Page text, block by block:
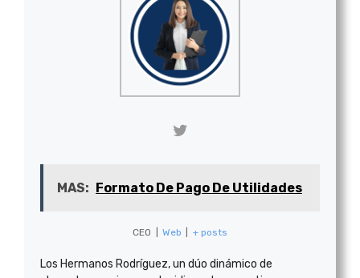
MAS: Formato De Pago De Utilidades
CEO Web + posts
Los Hermanos Rodríguez, un dúo dinámico de